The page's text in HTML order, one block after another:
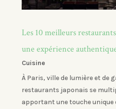
Les 10 meilleurs
une expérience
Cuisine
À Paris, ville de lumière et de
restaurants japonais se
apportant une touche unique